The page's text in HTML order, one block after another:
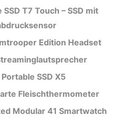
T7 Touch – SSD mit
Edition Headset
SSD X5
Fleischthermometer
Modular 41 Smartwatch